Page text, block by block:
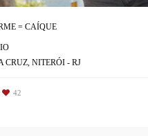
= CAÍQUE
CRUZ, NITERÓI - RJ
42